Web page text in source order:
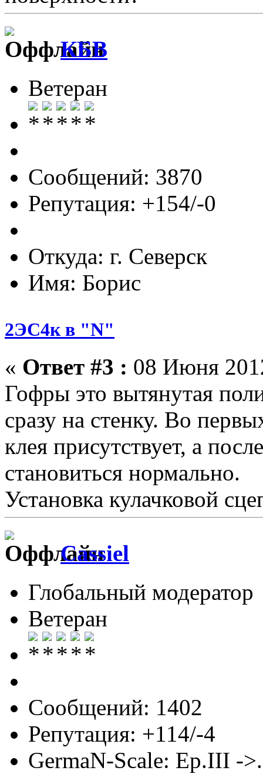
КБВ
Ветеран
Сообщений: 3870
Репутация: +154/-0
Откуда: г. Северск
Имя: Борис
2ЭС4к в "N"
« Ответ #3 : 08 Июня
Гофры это вытянутая
сразу на стенку. Во
клея присутствует, а
становиться нормально.
Установка кулачковой
Cassiel
Глобальный модератор
Ветеран
Сообщений: 1402
Репутация: +114/-4
GermaN-Scale: Ep.III -